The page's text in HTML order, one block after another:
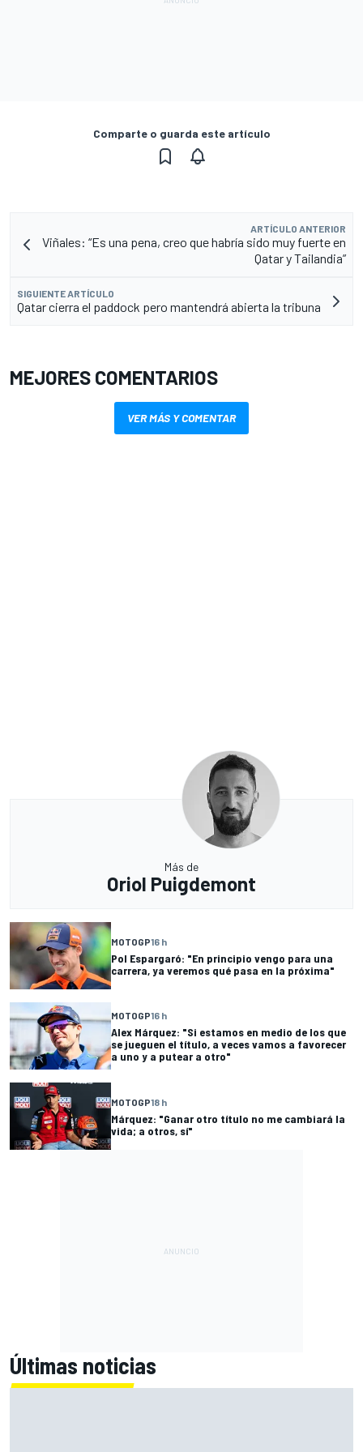
Comparte o guarda este artículo
ARTÍCULO ANTERIOR
Viñales: “Es una pena, creo que habría sido muy fuerte en
Qatar y Tailandia”
SIGUIENTE ARTÍCULO
Qatar cierra el paddock pero mantendrá abierta la tribuna
MEJORES COMENTARIOS
VER MÁS Y COMENTAR
Más de
Oriol Puigdemont
MOTOGP16 h
Pol Espargaró: "En principio vengo para una
carrera, ya veremos qué pasa en la próxima"
MOTOGP16 h
Alex Márquez: "Si estamos en medio de los que
se jueguen el título, a veces vamos a favorecer
a uno y a putear a otro"
MOTOGP18 h
Márquez: "Ganar otro título no me cambiará la
vida; a otros, sí"
Últimas noticias